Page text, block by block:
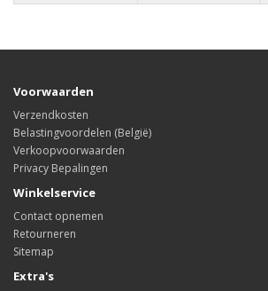
Voorwaarden
Verzendkosten
Belastingvoordelen (België)
Verkoopvoorwaarden
Privacy Bepalingen
Winkelservice
Contact opnemen
Retourneren
Sitemap
Extra's